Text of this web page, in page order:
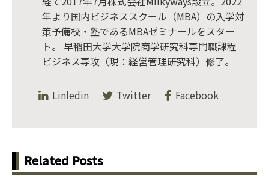
年より国内ビジネススクール（MBA）の入学対
策予備校・塾であるMBAゼミナールをスター
ト。 早稲田大学大学院商学研究科専門職課程
ビジネス専攻（現：経営管理研究科）修了。
Linledin Twitter Facebook
Related Posts